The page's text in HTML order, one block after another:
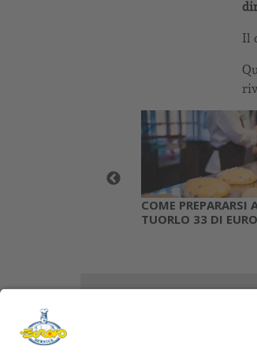
Il
COME PREPARARSI
TUORLO 33 DI